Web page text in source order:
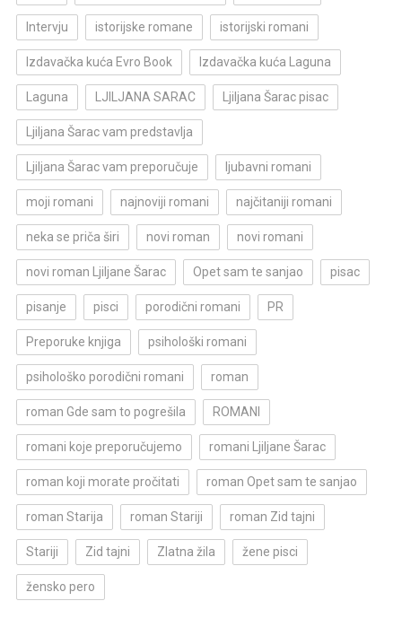
Intervju istorijske romane istorijski romani
Izdavačka kuća Evro Book Izdavačka kuća Laguna
Laguna LJILJANA SARAC Ljiljana Šarac pisac
Ljiljana Šarac vam predstavlja
Ljiljana Šarac vam preporučuje ljubavni romani
moji romani najnoviji romani najčitaniji romani
neka se priča širi novi roman novi romani
novi roman Ljiljane Šarac Opet sam te sanjao pisac
pisanje pisci porodični romani PR
Preporuke knjiga psihološki romani
psihološko porodični romani roman
roman Gde sam to pogrešila ROMANI
romani koje preporučujemo romani Ljiljane Šarac
roman koji morate pročitati roman Opet sam te sanjao
roman Starija roman Stariji roman Zid tajni
Stariji Zid tajni Zlatna žila žene pisci
žensko pero